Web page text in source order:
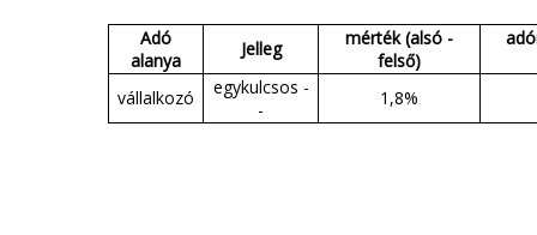
Adó
alanya
Jelleg
mérték (alsó -
felső)
vállalkozó
egykulcsos -
-
1,8%